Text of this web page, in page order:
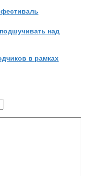
над
в рамках